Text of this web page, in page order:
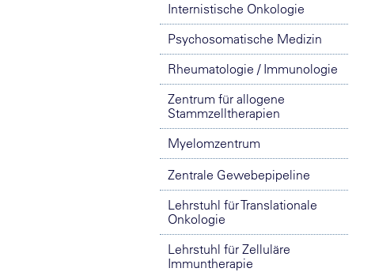
Internistische Onkologie
Psychosomatische Medizin
Rheumatologie / Immunologie
Zentrum für allogene
Stammzelltherapien
Myelomzentrum
Zentrale Gewebepipeline
Lehrstuhl für Translationale
Onkologie
Lehrstuhl für Zelluläre
Immuntherapie